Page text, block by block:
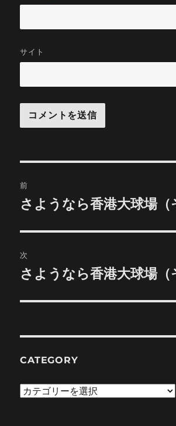
サイト
稿
ビ
ゲ
ー
前
前
投
稿:
さようなら香港大球場（
次
次
投
さようなら香港大球場（
CATEGORY
Category